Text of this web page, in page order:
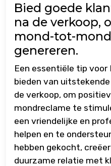
Bied goede
na de verkoop,
mond-tot-
genereren.
Een essentiële tip
bieden van
de verkoop, om
mondreclame te
een vriendelijke en
helpen en te
hebben gekocht,
duurzame relatie met